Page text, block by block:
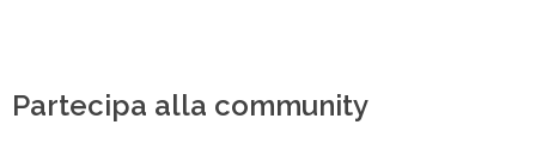
Partecipa alla community